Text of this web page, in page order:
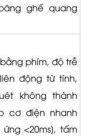
ghế quang
phím, độ trễ
động từ tính,
không thành
cơ điện nhanh
<20ms], tấm